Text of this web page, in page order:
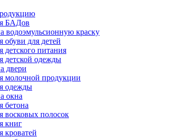
БАДов
водоэмульсионную краску
обуви для детей
детского питания
детской одежды
двери
молочной продукции
одежды
окна
бетона
восковых полосок
книг
кроватей